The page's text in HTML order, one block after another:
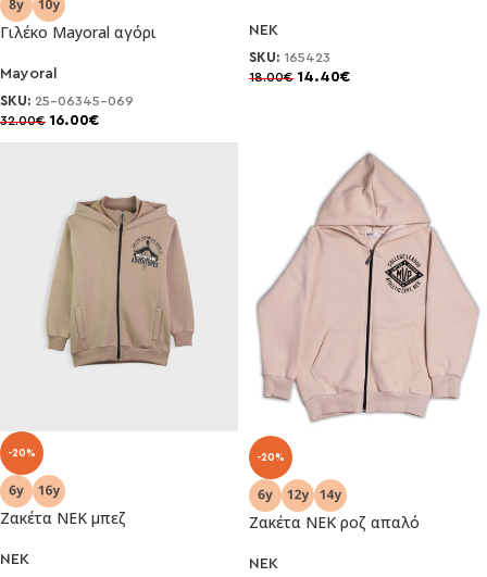
Γιλέκο Mayoral αγόρι
Mayoral
SKU: 25-06345-069
32.00€ 16.00€
NEK
SKU: 165423
18.00€ 14.40€
-20%
Ζακέτα ΝΕΚ μπεζ
NEK
-20%
Ζακέτα ΝΕΚ ροζ απαλό
NEK